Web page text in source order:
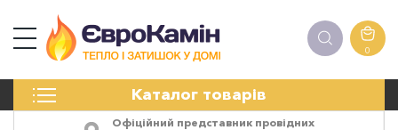
0
Каталог товарів
ПЕЧІ
Офіційний представник провідних